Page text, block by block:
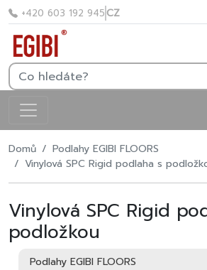
+420 603 192 945CZ
Domů
Podlahy EGIBI FLOORS
Vinylová SPC Rigid podlaha s
Vinylová SPC Rigid
podložkou
Podlahy EGIBI FLOORS